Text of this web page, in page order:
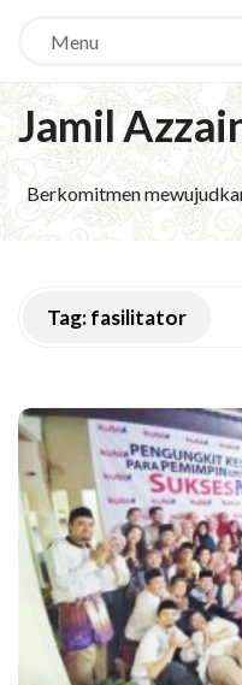
Menu
Jamil
Berkomitmen
Tag:fasilitator